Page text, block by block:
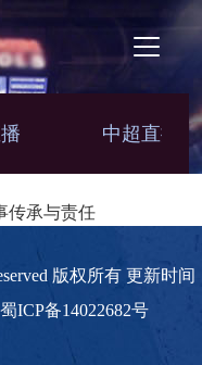
中超直播
传承与责任
版权所有 更新时间
蜀ICP备14022682号